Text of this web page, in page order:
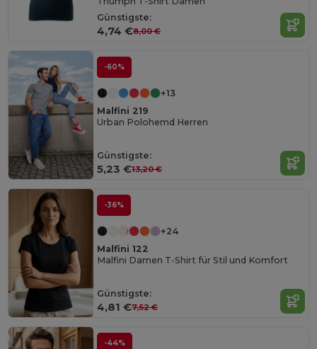
Günstigste:
4,74 €8,00 €
-60%
+13
Malfini 219
Urban Polohemd Herren
Günstigste:
5,23 €13,20 €
-36%
+24
Malfini 122
Malfini Damen T-Shirt für Stil und Komfort
Günstigste:
4,81 €7,52 €
-44%